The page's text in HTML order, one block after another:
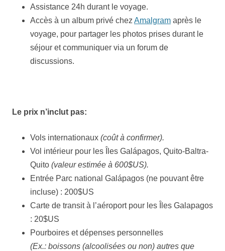
Assistance 24h durant le voyage.
Accès à un album privé chez Amalgram après le
voyage, pour partager les photos prises durant le
séjour et communiquer via un forum de
discussions.
Le prix n’inclut pas:
Vols internationaux (coût à confirmer).
Vol intérieur pour les Îles Galápagos, Quito-Baltra-
Quito (valeur estimée à 600$US).
Entrée Parc national Galápagos (ne pouvant être
incluse) : 200$US
Carte de transit à l’aéroport pour les Îles Galapagos
: 20$US
Pourboires et dépenses personnelles
(Ex.: boissons (alcoolisées ou non) autres que